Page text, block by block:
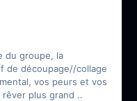
du groupe, la
de découpage//collage
vos peurs et vos
plus grand ..